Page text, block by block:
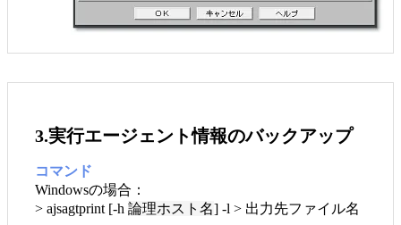
3.実行エージェント情報のバックアップ
コマンド
Windowsの場合：
> ajsagtprint [-h 論理ホスト名] -l > 出力先ファイル名